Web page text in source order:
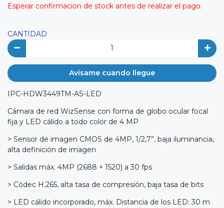
Esperar confirmacion de stock antes de realizar el pago.
CANTIDAD
Avísame cuando llegue
IPC-HDW3449TM-AS-LED
Cámara de red WizSense con forma de globo ocular focal
fija y LED cálido a todo color de 4 MP
> Sensor de imagen CMOS de 4MP, 1/2,7”, baja iluminancia,
alta definición de imagen
> Salidas máx. 4MP (2688 × 1520) a 30 fps
> Códec H.265, alta tasa de compresión, baja tasa de bits
> LED cálido incorporado, máx. Distancia de los LED: 30 m